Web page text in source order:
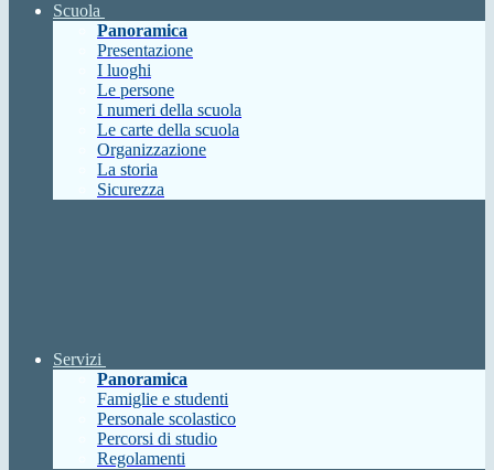
Scuola
Panoramica
Presentazione
I luoghi
Le persone
I numeri della scuola
Le carte della scuola
Organizzazione
La storia
Sicurezza
Servizi
Panoramica
Famiglie e studenti
Personale scolastico
Percorsi di studio
Regolamenti